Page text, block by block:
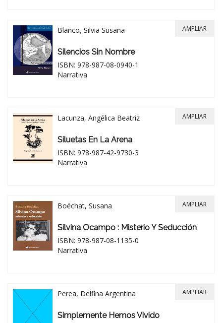
Blanco, Silvia Susana
Silencios Sin Nombre
ISBN: 978-987-08-0940-1
Narrativa
AMPLIAR
Lacunza, Angélica Beatriz
Siluetas En La Arena
ISBN: 978-987-42-9730-3
Narrativa
AMPLIAR
Boéchat, Susana
Silvina Ocampo : Misterio Y Seducción
ISBN: 978-987-08-1135-0
Narrativa
AMPLIAR
Perea, Delfina Argentina
Simplemente Hemos Vivido
AMPLIAR